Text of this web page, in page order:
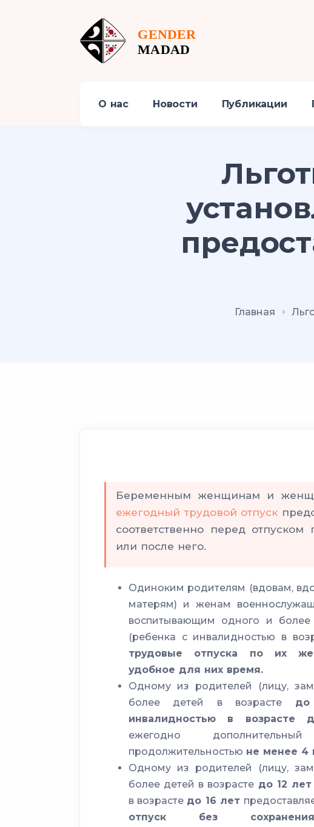
О нас Новости Публикации
Главная
Беременным женщинам и
ежегодный трудовой отпуск
соответственно перед
или после него.
Одиноким родителям (вдовам,
матерям) и женам
воспитывающим одного и более
(ребенка с инвалидностью в
трудовые отпуска по их
удобное для них время.
Одному из родителей (лицу,
более детей в возрасте
инвалидностью в возрасте
ежегодно
продолжительностью не менее 4
Одному из родителей (лицу,
более детей в возрасте до 12 лет
в возрасте до 16 лет
отпуск без